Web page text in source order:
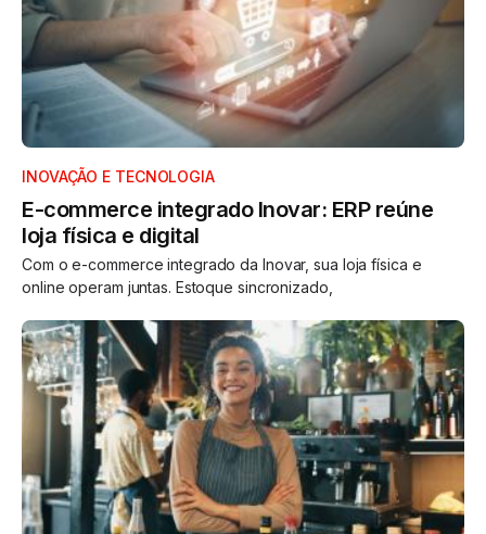
INOVAÇÃO E TECNOLOGIA
E-commerce integrado Inovar: ERP reúne
loja física e digital
Com o e-commerce integrado da Inovar, sua loja física e
online operam juntas. Estoque sincronizado,